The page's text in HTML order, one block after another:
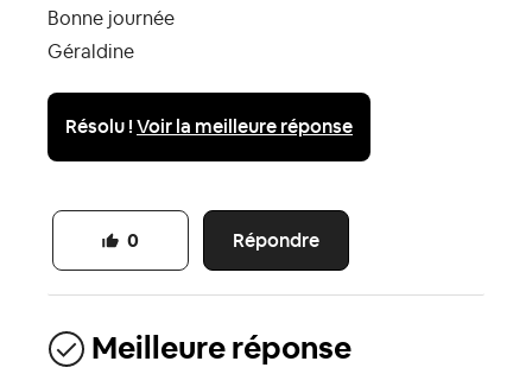
Bonne journée
Géraldine
Résolu !Voir la meilleure réponse
Répondre
0
Meilleure réponse